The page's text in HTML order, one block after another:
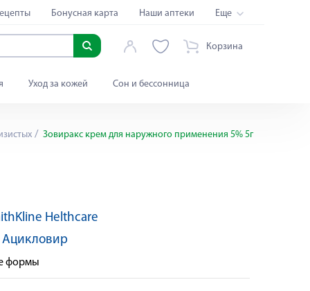
Бонусная карта Наши аптеки Еще
Корзина
Уход за кожей Сон и бессонница
Зовиракс крем для наружного применения 5% 5г
Helthcare
Ацикловир
формы